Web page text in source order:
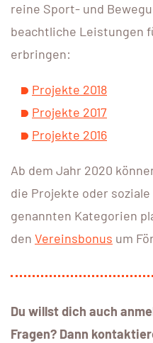
reine Sport- und
beachtliche Leistungen
erbringen:
Projekte 2018
Projekte 2017
Projekte 2016
Ab dem Jahr 2020
die Projekte oder
genannten Kategorien
den Vereinsbonus um
Du willst dich auch
Fragen? Dann